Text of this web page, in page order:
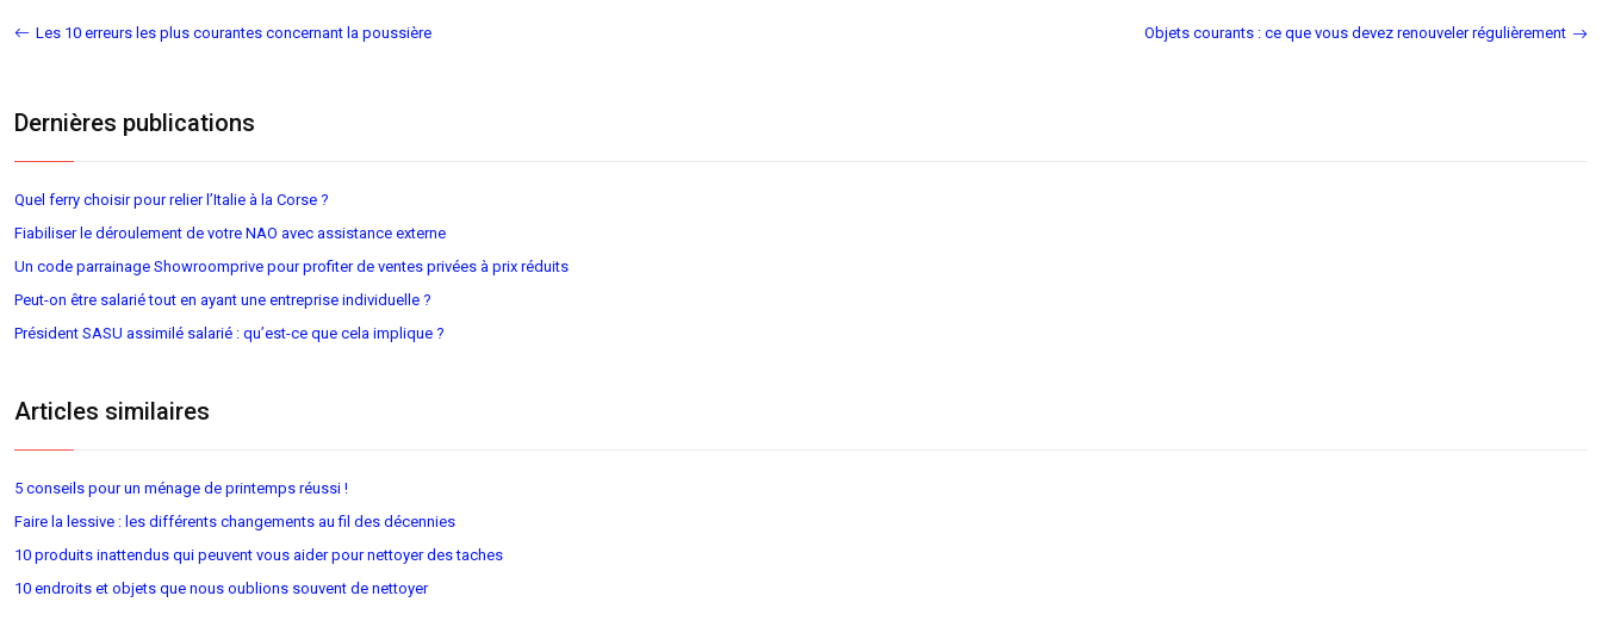
Les 10 erreurs les plus courantes concernant la poussière Objets courants : ce que vous devez renouveler régulièrement
Dernières publications
Quel ferry choisir pour relier l’Italie à la Corse ?
Fiabiliser le déroulement de votre NAO avec assistance externe
Un code parrainage Showroomprive pour profiter de ventes privées à prix réduits
Peut-on être salarié tout en ayant une entreprise individuelle ?
Président SASU assimilé salarié : qu’est-ce que cela implique ?
Articles similaires
5 conseils pour un ménage de printemps réussi !
Faire la lessive : les différents changements au fil des décennies
10 produits inattendus qui peuvent vous aider pour nettoyer des taches
10 endroits et objets que nous oublions souvent de nettoyer